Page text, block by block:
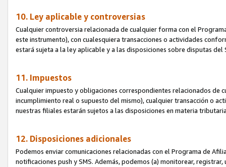
10. Ley aplicable y controversias
Cualquier controversia relacionada de cualquier forma con el
este instrumento), con cualesquiera transacciones o actividades
estará sujeta a la ley aplicable y a las disposiciones sobre disputas
11. Impuestos
Cualquier impuesto y obligaciones correspondientes relacionados de
incumplimiento real o supuesto del mismo), cualquier transacción o
nuestras filiales estarán sujetos a las disposiciones en materia
12. Disposiciones adicionales
Podemos enviar comunicaciones relacionadas con el Programa de
notificaciones push y SMS. Además, podemos (a) monitorear,